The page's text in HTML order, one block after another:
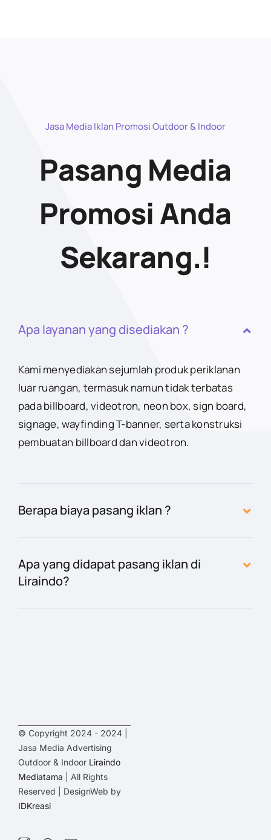
Jasa Media Iklan Promosi Outdoor & Indoor
Pasang Media
Promosi Anda
Sekarang.!
Apa layanan yang disediakan ?
Kami menyediakan sejumlah produk periklanan
luar ruangan, termasuk namun tidak terbatas
pada billboard, videotron, neon box, sign board,
signage, wayfinding T-banner, serta konstruksi
pembuatan billboard dan videotron.
Berapa biaya pasang iklan ?
Apa yang didapat pasang iklan di
Liraindo?
© Copyright 2024 - 2024 |
Jasa Media Advertising
Outdoor & Indoor Liraindo
Mediatama | All Rights
Reserved | DesignWeb by
IDKreasi